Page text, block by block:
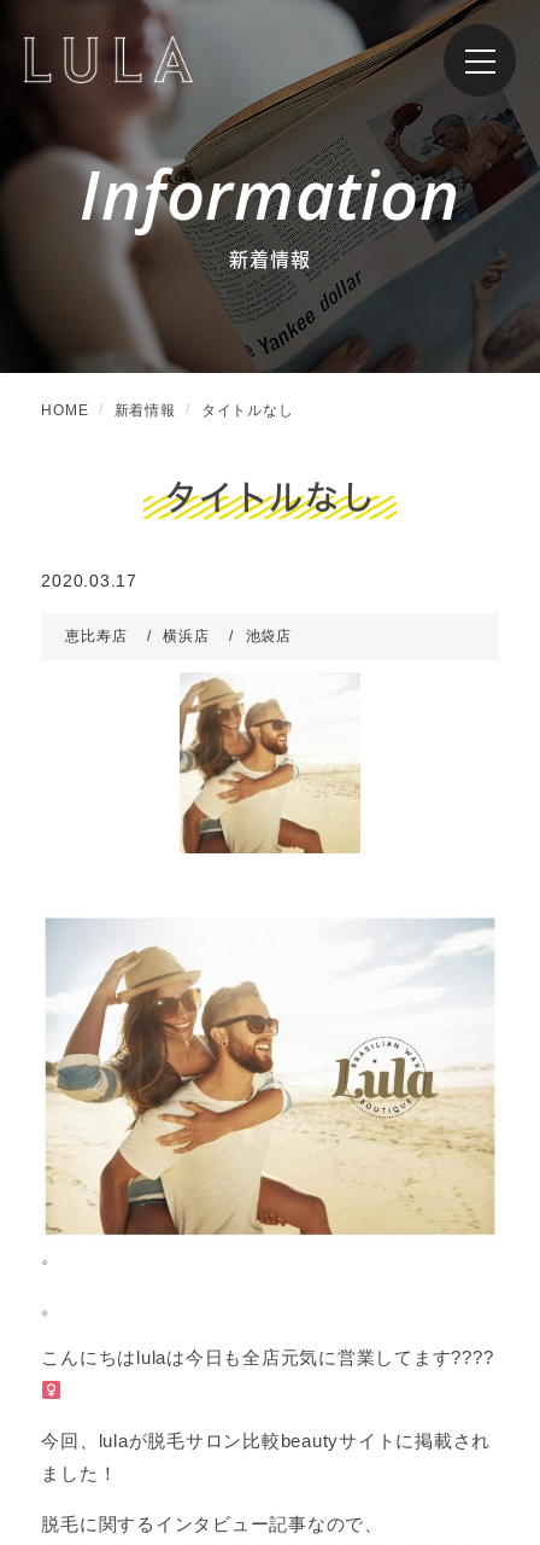
Information
新着情報
HOME 新着情報 タイトルなし
タイトルなし
2020.03.17
恵比寿店 横浜店 池袋店
。
。
こんにちはlulaは今日も全店元気に営業してます????‍
今回、lulaが脱毛サロン比較beautyサイトに掲載され
ました！
脱毛に関するインタビュー記事なので、